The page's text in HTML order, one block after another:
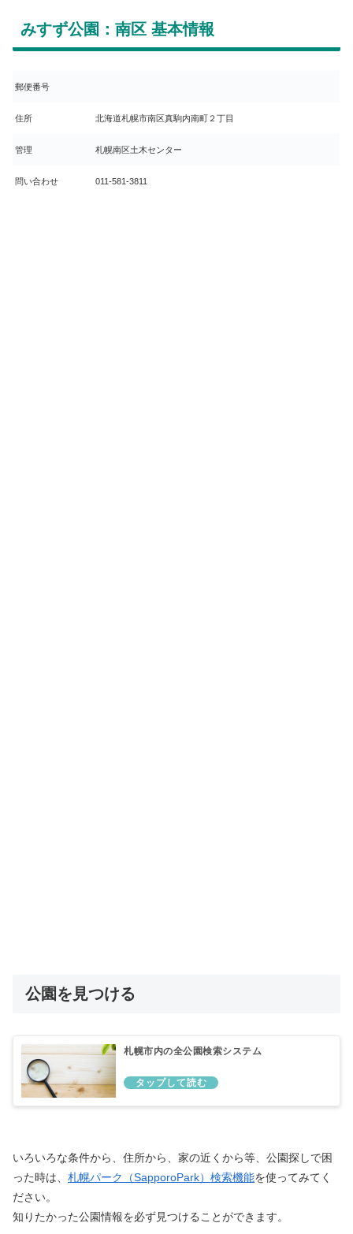
みすず公園：南区 基本情報
郵便番号
住所 北海道札幌市南区真駒内南町２丁目
管理 札幌南区土木センター
問い合わせ 011-581-3811
公園を見つける
札幌市内の全公園検索システム
いろいろな条件から、住所から、家の近くから等、公園探しで困
った時は、 札幌パーク（SapporoPark）検索機能を使ってみてく
ださい。
知りたかった公園情報を必ず見つけることができます。